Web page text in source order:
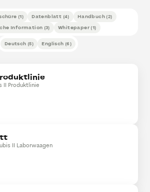
(1) Datenblatt (4) Handbuch (2)
Information (3) Whitepaper(1)
Deutsch (5) Englisch (6)
II Produktlinie
II Laborwaagen